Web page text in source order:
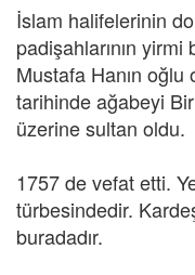
İslam halifelerinin
padişahlarının
Mustafa Hanın
tarihinde ağabeyi
üzerine sultan oldu.
1757 de vefat etti.
türbesindedir.
buradadır.